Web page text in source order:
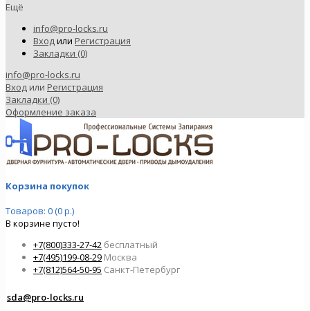
Ещё
info@pro-locks.ru
Входили Регистрация
Закладки (0)
info@pro-locks.ru
Вход или Регистрация
Закладки (0)
Оформление заказа
Корзина покупок
Товаров: 0 (0 р.)
В корзине пусто!
+7(800)333-27-42 бесплатный
+7(495)199-08-29 Москва
+7(812)564-50-95 Санкт-Петербург
sda@pro-locks.ru